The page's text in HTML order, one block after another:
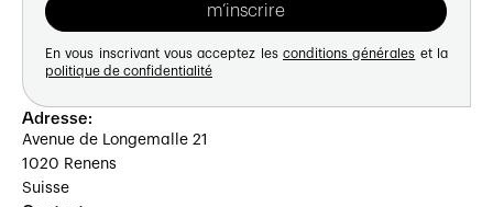
En vous inscrivant vous acceptez les conditions générales et la
politique de confidentialité
Adresse:
Avenue de Longemalle 21
1020 Renens
Suisse